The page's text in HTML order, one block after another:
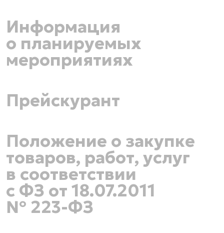
Информация
о планируемых
мероприятиях
Прейскурант
Положение о закупке
товаров, работ, услуг
в соответствии
с ФЗ от 18.07.2011
№ 223-ФЗ